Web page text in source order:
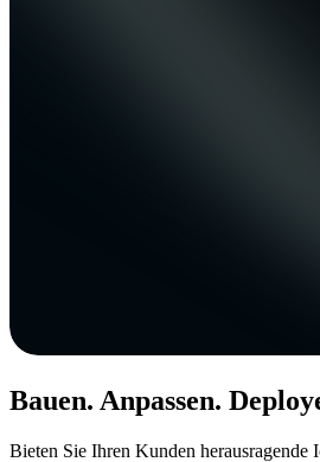
Bauen. Anpassen.
Bieten Sie Ihren Kunden herausragende